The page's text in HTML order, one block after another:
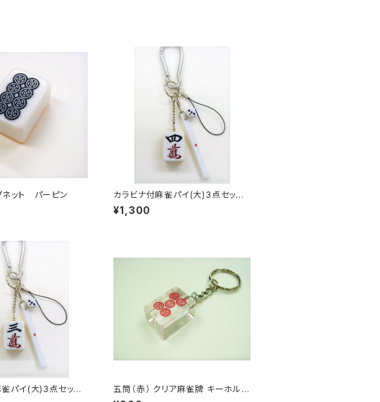
ネット パーピン
カラビナ付麻雀パイ(大)3点セッ
ト 【スーマン】
¥1,300
雀パイ(大)3点セッ
五筒（赤） クリア麻雀牌 キーホルダ
ー